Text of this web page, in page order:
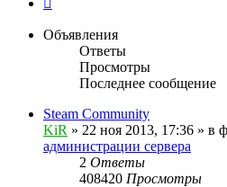
Объявления
Ответы
Просмотры
Последнее сообщение
Steam Community
KiR » 22 ноя 2013, 17:36 » в
администрации сервера
2 Ответы
408420 Просмотры